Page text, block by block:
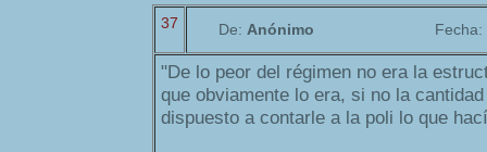
37 De: Anónimo Fecha:
"De lo peor del régimen no era la
que obviamente lo era, si no la
dispuesto a contarle a la poli lo que